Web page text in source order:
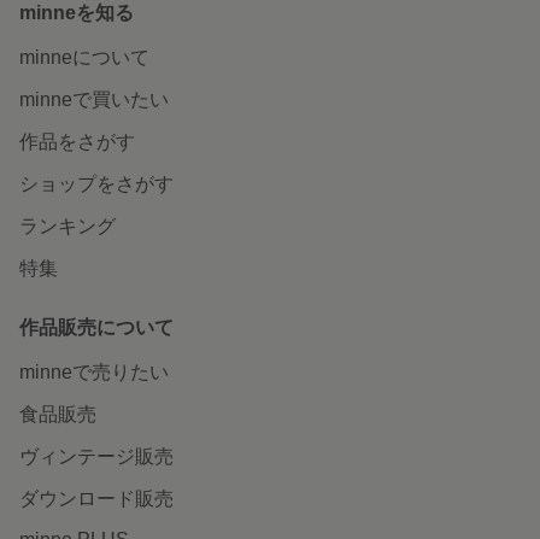
minneを知る
minneについて
minneで買いたい
作品をさがす
ショップをさがす
ランキング
特集
作品販売について
minneで売りたい
食品販売
ヴィンテージ販売
ダウンロード販売